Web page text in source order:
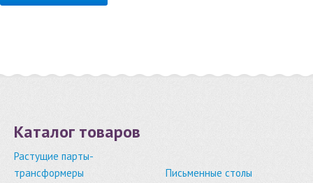
Каталог товаров
Растущие парты-
трансформеры
Письменные столы